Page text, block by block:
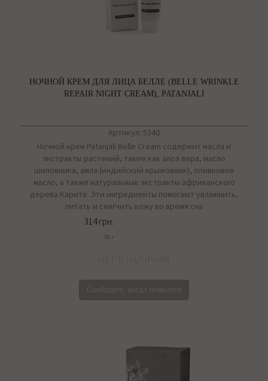
НОЧНОЙ КРЕМ ДЛЯ ЛИЦА БЕЛЛЕ (BELLE WRINKLE
REPAIR NIGHT CREAM), PATANJALI
Артикул: 5340
Ночной крем Patanjali Belle Cream содержит масла и
экстракты растений, такие как алоэ вера, масло
шиповника, амла (индийский крыжовник), оливковое
масло, а также натуральные экстракты африканского
дерева Карите. Эти ингредиенты помогают увлажнить,
питать и смягчить кожу во время сна
314 грн.
50 г